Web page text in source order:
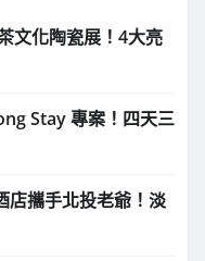
文化陶瓷展！4大亮
Stay 專案！四天三
店攜手北投老爺！淡